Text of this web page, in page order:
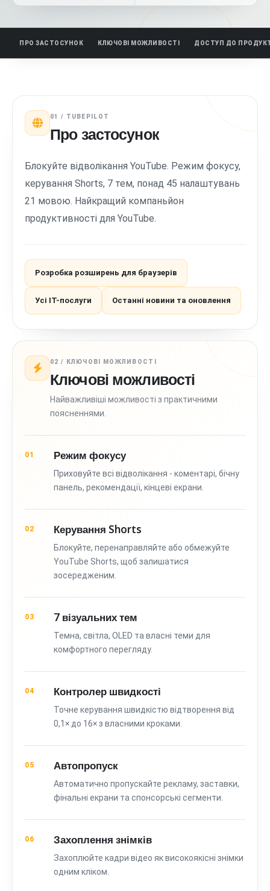
ПРО ЗАСТОСУНОК КЛЮЧОВІ МОЖЛИВОСТІ ДОСТУП ДО
01 / TUBEPILOT
Про застосунок
Блокуйте відволікання YouTube. Режим фокусу,
керування Shorts, 7 тем, понад 45 налаштувань
21 мовою. Найкращий компаньйон
продуктивності для YouTube.
Розробка розширень для браузерів
Усі ІТ-послуги Останні новини та оновлення
02 / КЛЮЧОВІ МОЖЛИВОСТІ
Ключові можливості
Найважливіші можливості з практичними
поясненнями.
01 Режим фокусу
Приховуйте всі відволікання - коментарі, бічну
панель, рекомендації, кінцеві екрани.
02 Керування Shorts
Блокуйте, перенаправляйте або обмежуйте
YouTube Shorts, щоб залишатися
зосередженим.
03 7 візуальних тем
Темна, світла, OLED та власні теми для
комфортного перегляду.
04 Контролер швидкості
Точне керування швидкістю відтворення від
0,1× до 16× з власними кроками.
05 Автопропуск
Автоматично пропускайте рекламу, заставки,
фінальні екрани та спонсорські сегменти.
06 Захоплення знімків
Захоплюйте кадри відео як високоякісні знімки
одним кліком.